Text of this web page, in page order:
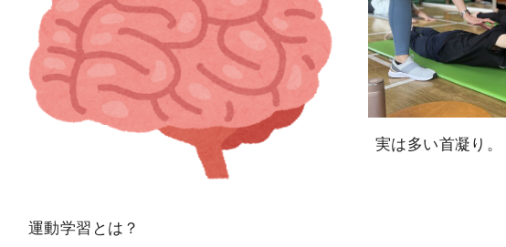
運動学習とは？
実は多い首凝り。